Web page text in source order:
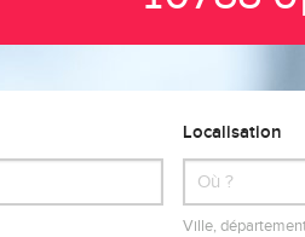
Localisation
Ville,